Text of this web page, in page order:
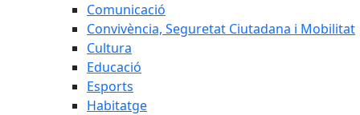
Comunicació
Convivència, Seguretat Ciutadana i Mobilitat
Cultura
Educació
Esports
Habitatge